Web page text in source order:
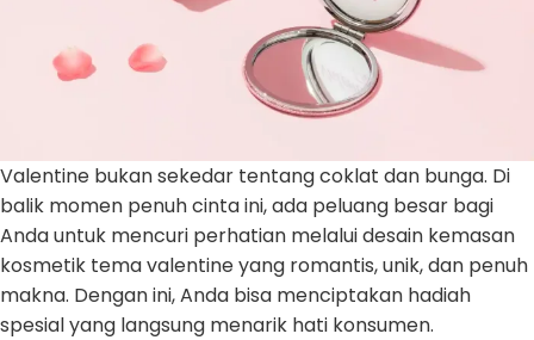
Valentine bukan sekedar tentang coklat dan bunga. Di
balik momen penuh cinta ini, ada peluang besar bagi
Anda untuk mencuri perhatian melalui desain kemasan
kosmetik tema valentine yang romantis, unik, dan penuh
makna. Dengan ini, Anda bisa menciptakan hadiah
spesial yang langsung menarik hati konsumen.